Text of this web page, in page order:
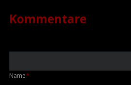
Kommentare
Pflichtfeld
Name*